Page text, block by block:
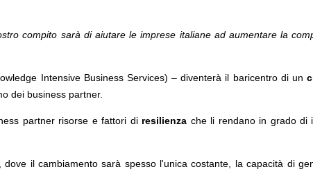
compito sarà di aiutare le imprese italiane ad aumentare la
Intensive Business Services) – diventerà il baricentro di un
dei business partner.
partner risorse e fattori di resilienza che li rendano in grado di
il cambiamento sarà spesso l'unica costante, la capacità di